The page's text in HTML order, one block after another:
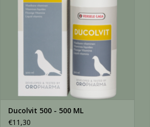
Ducolvit 500 - 500 ML
€11,30